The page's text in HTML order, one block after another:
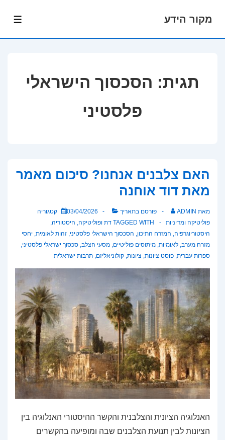
מקור הידע
תגית: הסכסוך הישראלי
פלסטיני
האם צלבנים אנחנו? סיכום מאמר
מאת דוד אוחנה
מאת ADMIN פורסם בתאריך 03/04/2026
קטגוריה
פוליטיקה ומדיניות
TAGGED WITH דת ופוליטיקה, היסטוריה,
היסטוריוגרפיה, המזרח התיכון, הסכסוך הישראלי פלסטיני, זהות לאומית, יחסי
מזרח מערב, לאומיות, מיתוסים פוליטיים, מסעי הצלב, סכסוך ישראלי פלסטיני,
ספרות עברית, פוסט ציונות, ציונות, קולוניאליזם, תרבות ישראלית
האנלוגיה הציונית והצלבנית והקשר ההיסטורי האנלוגיה בין
הציונות לבין תנועת הצלבנים שבה ומופיעה בהקשרים